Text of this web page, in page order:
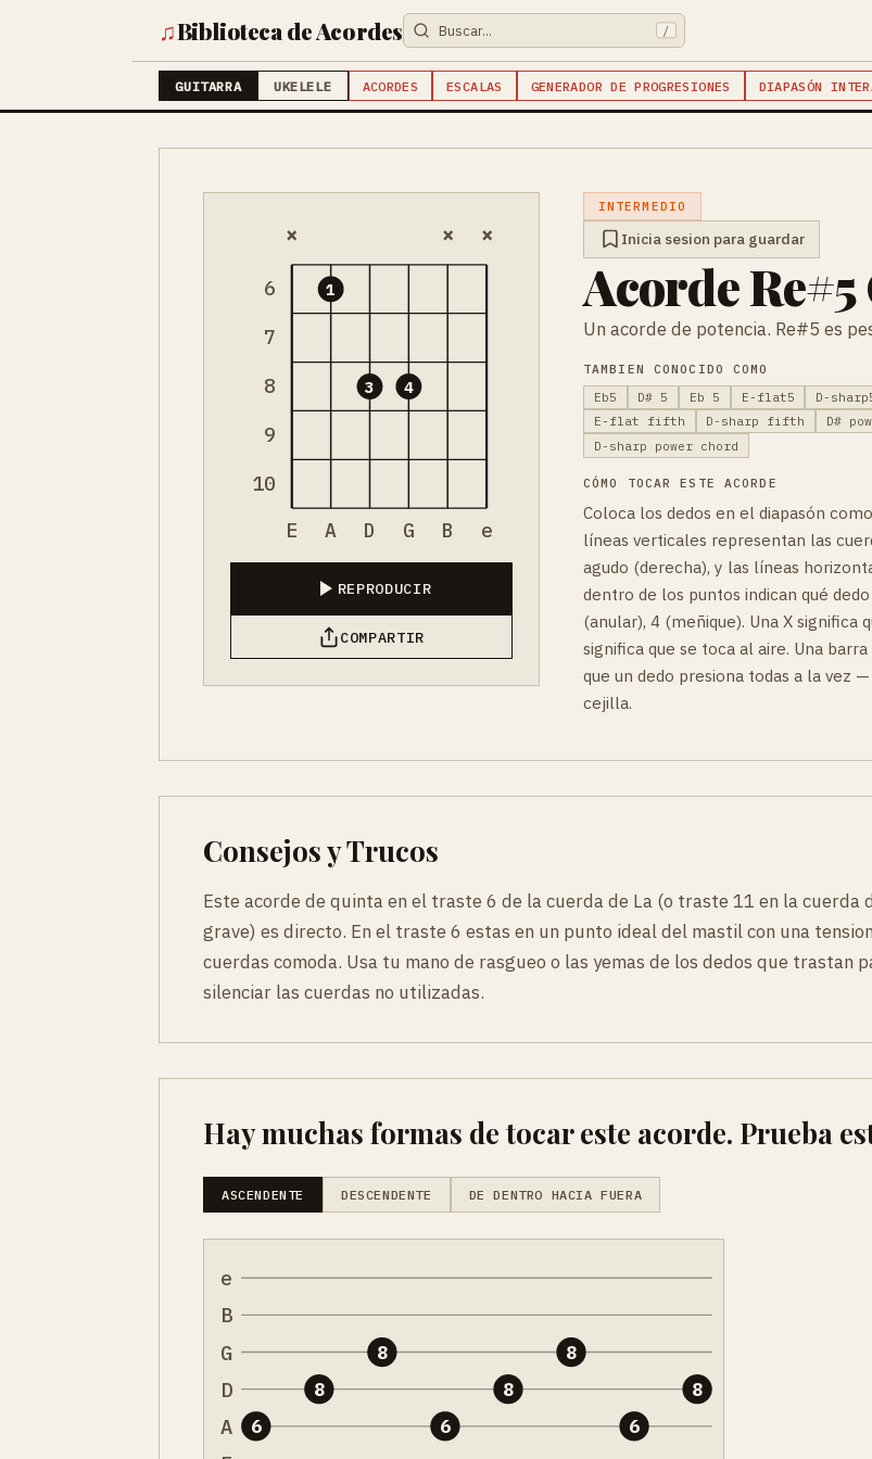
♫Biblioteca de Acordes /
GUITARRA UKELELE ACORDES ESCALAS GENERADOR DE PROGRESIONES DIAPASÓN
6
7
8
9
10
× × ×
1
3 4
E A D G B e
REPRODUCIR
COMPARTIR
INTERMEDIO
Inicia sesion para guardar
Acorde
Un acorde de potencia. Re#5 es
TAMBIEN CONOCIDO COMO
Eb5
D# 5 Eb 5 E-flat5 D-
E-flat fifth
D-sharp fifth D#
D-sharp power chord
CÓMO TOCAR ESTE ACORDE
Coloca los dedos en el diapasón
líneas verticales representan las
agudo (derecha), y las líneas
dentro de los puntos indican qué
(anular), 4 (meñique). Una X significa
significa que se toca al aire. Una
que un dedo presiona todas a la vez
cejilla.
Consejos y Trucos
Este acorde de quinta en el traste 6 de la cuerda de La (o traste 11 en la cuerda
grave) es directo. En el traste 6 estas en un punto ideal del mastil con una
cuerdas comoda. Usa tu mano de rasgueo o las yemas de los dedos que trastan
silenciar las cuerdas no utilizadas.
Hay muchas formas de tocar este acorde. Prueba
ASCENDENTE DESCENDENTE DE DENTRO HACIA FUERA
e
B
G
D
A
6
8
8
6
8
8
6
8